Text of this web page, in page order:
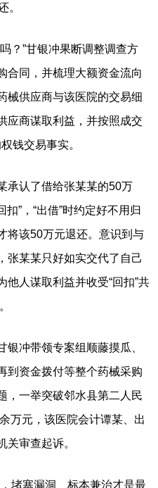
。
”甘银冲果断调整调查方
合同，并梳理大额资金流向
械供应商与该医院的交易细
应商谋取利益，并按照成交
钱交易事实。
认了借给张某某的50万
扣”，“出借”时约定好不用归
将该50万元退还。意识到与
张某某只好如实交代了自己
人谋取利益并收受“回扣”共
冲带领专案组顺藤摸瓜、
到资金拨付等整个药械采购
，一举突破邻水县第二人民
万元，该医院会计谭某、出
关审查起诉。
塞漏洞、标本兼治才是最